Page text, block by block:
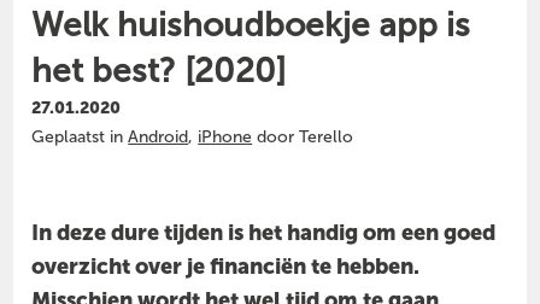
Welk huishoudboekje app is
het best? [2020]
27.01.2020
Geplaatst inAndroid, iPhone door Terello
In deze dure tijden is het handig om een goed
overzicht over je financiën te hebben.